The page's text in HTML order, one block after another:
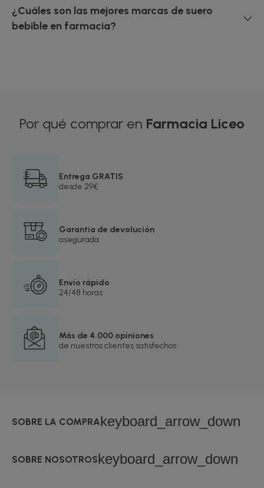
¿Cuáles son las mejores marcas de suero
bebible en farmacia?
Por qué comprar en Farmacia Liceo
Entrega GRATIS
desde 29€
Garantía de devolución
asegurada
Envío rápido
24/48 horas
Más de 4.000 opiniones
de nuestros clientes satisfechos
SOBRE LA COMPRAkeyboard_arrow_down
SOBRE NOSOTROSkeyboard_arrow_down